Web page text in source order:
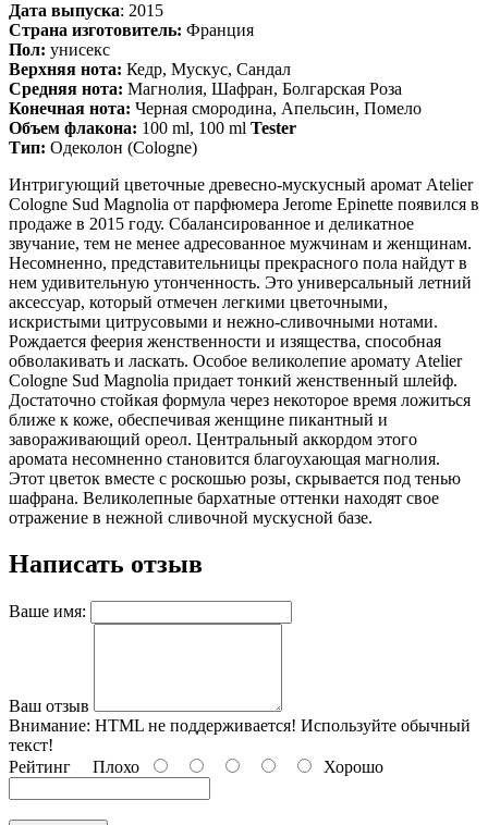
Дата выпуска: 2015
Страна изготовитель: Франция
Пол: унисекс
Верхняя нота: Кедр, Мускус, Сандал
Средняя нота: Магнолия, Шафран, Болгарская Роза
Конечная нота: Черная смородина, Апельсин, Помело
Объем флакона: 100 ml, 100 ml Tester
Тип: Одеколон (Cologne)
Интригующий цветочные древесно-мускусный аромат Atelier
Cologne Sud Magnolia от парфюмера Jerome Epinette появился в
продаже в 2015 году. Сбалансированное и деликатное
звучание, тем не менее адресованное мужчинам и женщинам.
Несомненно, представительницы прекрасного пола найдут в
нем удивительную утонченность. Это универсальный летний
аксессуар, который отмечен легкими цветочными,
искристыми цитрусовыми и нежно-сливочными нотами.
Рождается феерия женственности и изящества, способная
обволакивать и ласкать. Особое великолепие аромату Atelier
Cologne Sud Magnolia придает тонкий женственный шлейф.
Достаточно стойкая формула через некоторое время ложиться
ближе к коже, обеспечивая женщине пикантный и
завораживающий ореол. Центральный аккордом этого
аромата несомненно становится благоухающая магнолия.
Этот цветок вместе с роскошью розы, скрывается под тенью
шафрана. Великолепные бархатные оттенки находят свое
отражение в нежной сливочной мускусной базе.
Написать отзыв
Ваше имя:
Ваш отзыв
Внимание: HTML не поддерживается! Используйте обычный
текст!
Рейтинг Плохо Хорошо